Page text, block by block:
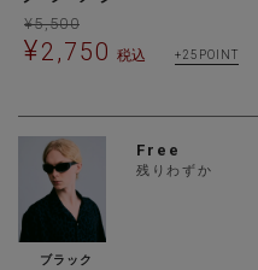
¥5,500
¥2,750 税込 25
ブラック
Free
残りわずか